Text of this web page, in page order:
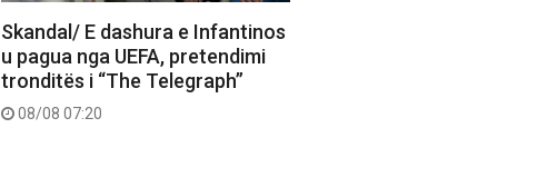
Skandal/ E dashura e Infantinos
u pagua nga UEFA, pretendimi
tronditës i “The Telegraph”
08/08 07:20